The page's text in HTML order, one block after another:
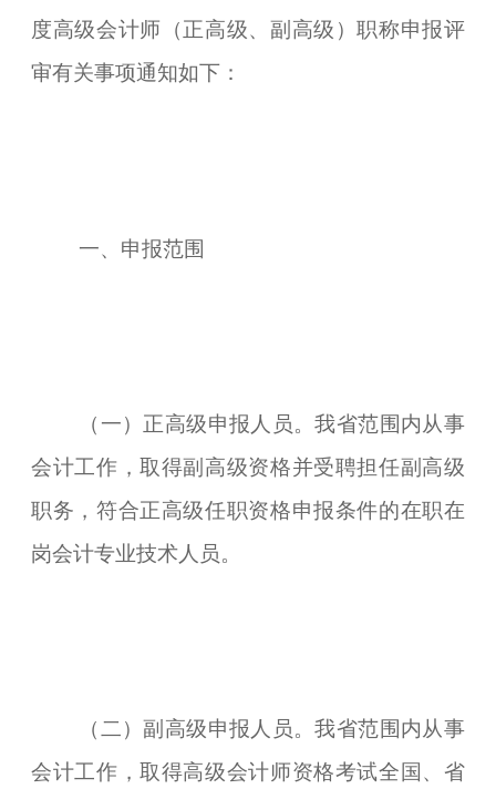
度高级会计师（正高级、副高级）职称申报评
审有关事项通知如下：
一、申报范围
（一）正高级申报人员。我省范围内从事
会计工作，取得副高级资格并受聘担任副高级
职务，符合正高级任职资格申报条件的在职在
岗会计专业技术人员。
（二）副高级申报人员。我省范围内从事
会计工作，取得高级会计师资格考试全国、省